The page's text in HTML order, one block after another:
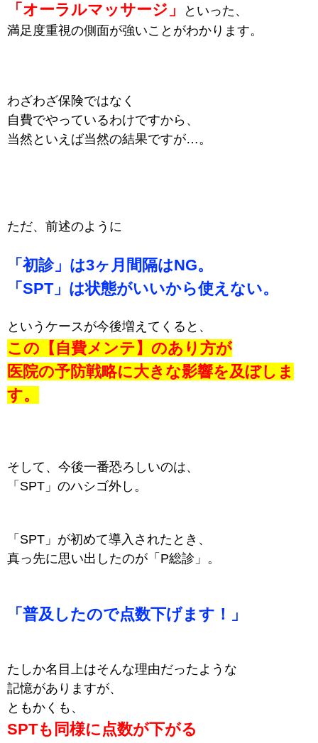
「オーラルマッサージ」
といった、
満足度重視の側面が強いことがわかります。
わざわざ保険ではなく
自費でやっているわけですから、
当然といえば当然の結果ですが…。
ただ、前述のように
「初診」は3ヶ月間隔はNG。
「SPT」は状態がいいから使えない。
というケースが今後増えてくると、
この【自費メンテ】のあり方が
医院の予防戦略に大きな影響を及ぼしま
す。
そして、今後一番恐ろしいのは、
「SPT」のハシゴ外し。
「SPT」が初めて導入されたとき、
真っ先に思い出したのが「P総診」。
「普及したので点数下げます！」
たしか名目上はそんな理由だったような
記憶がありますが、
ともかくも、
SPTも同様に点数が下がる